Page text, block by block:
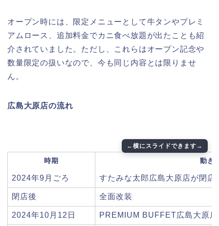
オープン時には、限定メニューとして牛タンやプレミ
アムロース、追加料金でカニ食べ放題が出たことも紹
介されていました。ただし、これらはオープン記念や
数量限定の扱いなので、今も同じ内容とは限りませ
ん。
広島大原店の流れ
時期 動き
2024年9月ごろ すたみな太郎広島大原店が閉店
閉店後 全面改装
2024年10月12日 PREMIUM BUFFET広島大原